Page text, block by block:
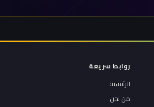
روابط سريعة
الرئيسية
من نحن